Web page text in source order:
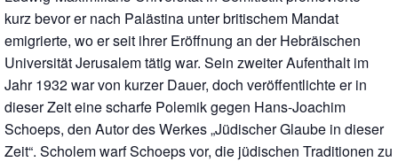
kurz bevor er nach Palästina unter britischem Mandat
emigrierte, wo er seit ihrer Eröffnung an der Hebräischen
Universität Jerusalem tätig war. Sein zweiter Aufenthalt im
Jahr 1932 war von kurzer Dauer, doch veröffentlichte er in
dieser Zeit eine scharfe Polemik gegen Hans-Joachim
Schoeps, den Autor des Werkes „Jüdischer Glaube in dieser
Zeit“. Scholem warf Schoeps vor, die jüdischen Traditionen zu